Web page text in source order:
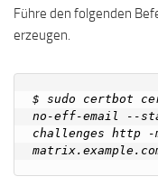
Führe den folgenden
erzeugen.
$ sudo certbot
no-eff-email --
challenges http -m